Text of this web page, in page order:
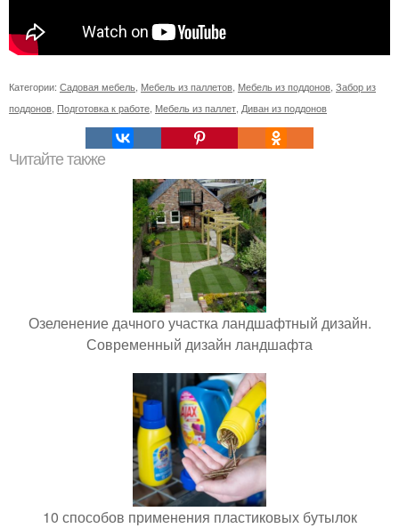
Категории: Садовая мебель Мебель из паллетов Мебель из поддонов Забор из
поддонов Подготовка к работе Мебель из паллет Диван из поддонов
Читайте также
Озеленение дачного участка ландшафтный дизайн.
Современный дизайн ландшафта
10 способов применения пластиковых бутылок